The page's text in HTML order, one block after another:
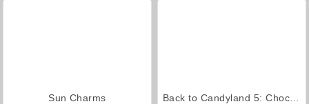
Sun Charms Back to Candyland 5: Choco Mountain